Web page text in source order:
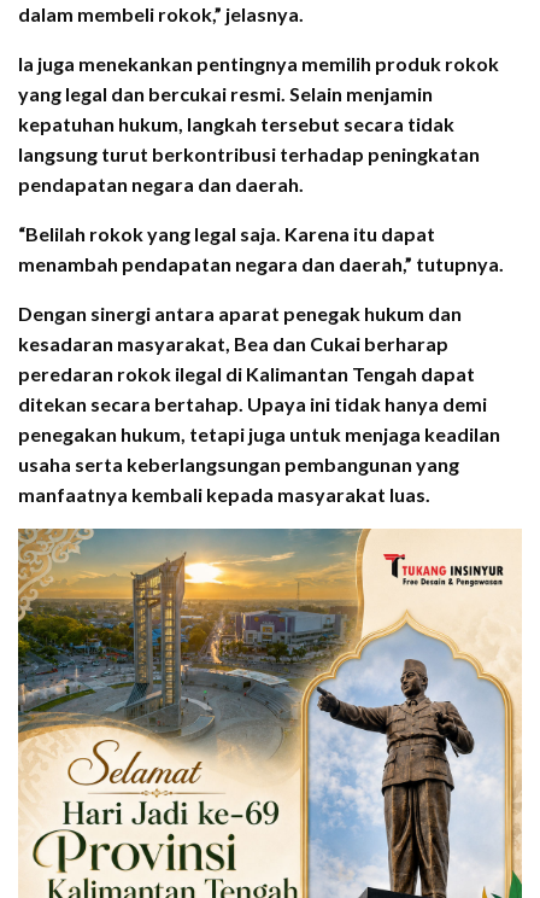
dalam membeli rokok,” jelasnya.
Ia juga menekankan pentingnya memilih produk rokok
yang legal dan bercukai resmi. Selain menjamin
kepatuhan hukum, langkah tersebut secara tidak
langsung turut berkontribusi terhadap peningkatan
pendapatan negara dan daerah.
“Belilah rokok yang legal saja. Karena itu dapat
menambah pendapatan negara dan daerah,” tutupnya.
Dengan sinergi antara aparat penegak hukum dan
kesadaran masyarakat, Bea dan Cukai berharap
peredaran rokok ilegal di Kalimantan Tengah dapat
ditekan secara bertahap. Upaya ini tidak hanya demi
penegakan hukum, tetapi juga untuk menjaga keadilan
usaha serta keberlangsungan pembangunan yang
manfaatnya kembali kepada masyarakat luas.